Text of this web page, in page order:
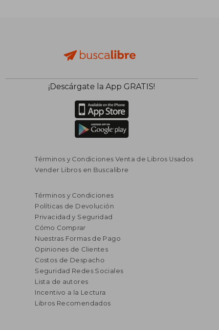
¡Descárgate la App GRATIS!
Términos y Condiciones Venta de Libros Usados
Vender Libros en Buscalibre
Términos y Condiciones
Políticas de Devolución
Privacidad y Seguridad
Cómo Comprar
Nuestras Formas de Pago
Opiniones de Clientes
Costos de Despacho
Seguridad Redes Sociales
Lista de autores
Incentivo a la Lectura
Libros Recomendados